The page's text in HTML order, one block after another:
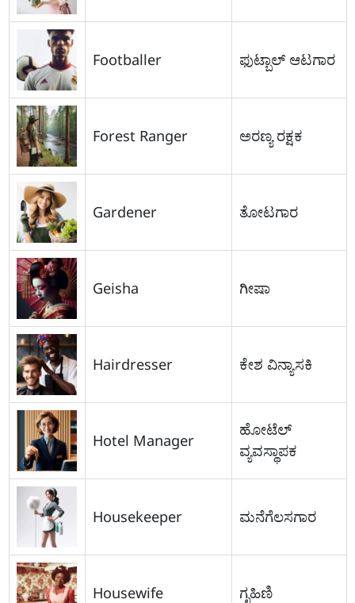
Footballer ಫುಟ್ಬಾಲ್ ಆಟಗಾರ
Forest Ranger ಅರಣ್ಯ ರಕ್ಷಕ
Gardener ತೋಟಗಾರ
Geisha ಗೀಷಾ
Hairdresser ಕೇಶ ವಿನ್ಯಾಸಕಿ
Hotel Manager
ಹೋಟೆಲ್
ವ್ಯವಸ್ಥಾಪಕ
Housekeeper ಮನೆಗೆಲಸಗಾರ
Housewife ಗೃಹಿಣಿ